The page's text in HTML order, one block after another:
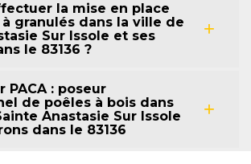
la mise en place
granulés dans la ville de
Sur Issole et ses
le 83136 ?
PACA : poseur
de poêles à bois dans
Anastasie Sur Issole
dans le 83136